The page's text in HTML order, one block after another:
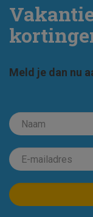
Meld je dan nu